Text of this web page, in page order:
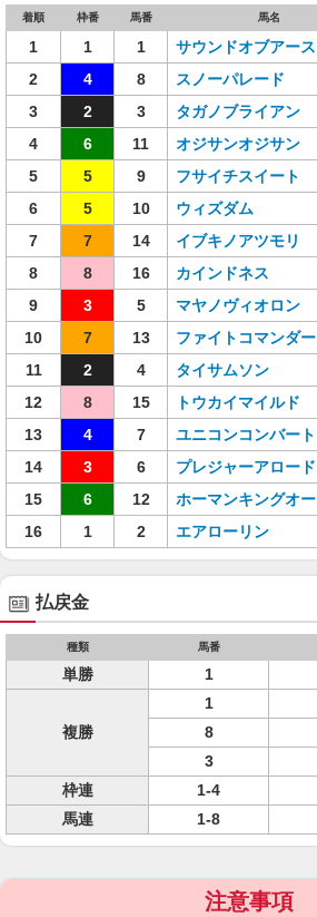
着順 枠番 馬番 馬名
1 1 1 サウンドオブアース
2
4 8 スノーパレード
3
2 3 タガノブライアン
4
6 11 オジサンオジサン
5
5 9 フサイチスイート
6
5 10 ウィズダム
7
7 14 イブキノアツモリ
8
8 16 カインドネス
9
3 5 マヤノヴィオロン
10
7 13 ファイトコマンダー
11
2 4 タイサムソン
12
8 15 トウカイマイルド
13
4 7 ユニコンコンバート
14
3 6 プレジャーアロード
15
6 12 ホーマンキングオー
16
1 2 エアローリン
払戻金
種類 馬番
単勝 1
複勝
1
8
3
枠連
1-4
馬連
1-8
注意事項